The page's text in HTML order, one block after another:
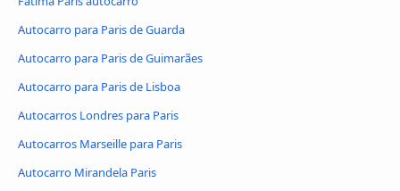
Autocarro para Paris de Guarda
Autocarro para Paris de Guimarães
Autocarro para Paris de Lisboa
Autocarros Londres para Paris
Autocarros Marseille para Paris
Autocarro Mirandela Paris